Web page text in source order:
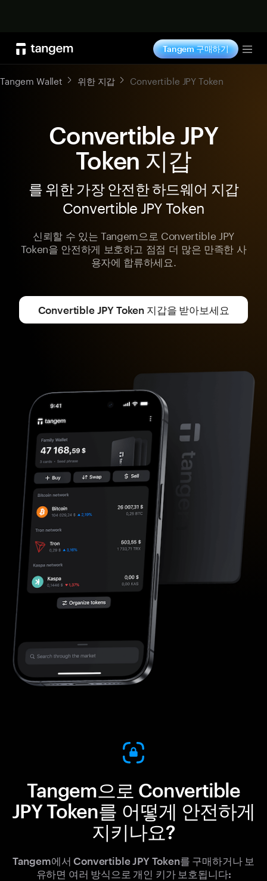
Tangem 구매하기
Tangem Wallet 위한 지갑 Convertible JPY Token
Convertible JPY
Token 지갑
를 위한 가장 안전한 하드웨어 지갑
Convertible JPY Token
신뢰할 수 있는 Tangem으로 Convertible JPY
Token을 안전하게 보호하고 점점 더 많은 만족한 사
용자에 합류하세요.
Convertible JPY Token 지갑을 받아보세요
Tangem으로 Convertible
JPY Token를 어떻게 안전하게
지키나요?
Tangem에서 Convertible JPY Token를 구매하거나 보
유하면 여러 방식으로 개인 키가 보호됩니다: